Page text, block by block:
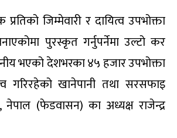
जिम्मेवारी र दायित्व उपभोक्ता
पुरस्कृत गर्नुपर्नेमा उल्टो कर
भएको देशभरका ४५ हजार उपभोक्ता
गरिरहेको खानेपानी तथा सरसफाइ
नेपाल (फेडवासन) का अध्यक्ष राजेन्द्र